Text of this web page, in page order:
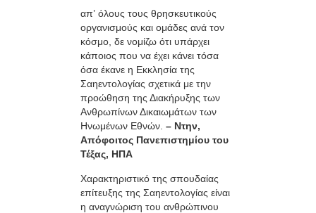
απ’ όλους τους θρησκευτικούς
οργανισμούς και ομάδες ανά τον
κόσμο, δε νομίζω ότι υπάρχει
κάποιος που να έχει κάνει τόσα
όσα έκανε η Εκκλησία της
Σαηεντολογίας σχετικά με την
προώθηση της Διακήρυξης των
Ανθρωπίνων Δικαιωμάτων των
Ηνωμένων Εθνών. – Ντην,
Απόφοιτος Πανεπιστημίου του
Τέξας, ΗΠΑ
Χαρακτηριστικό της σπουδαίας
επίτευξης της Σαηεντολογίας είναι
η αναγνώριση του ανθρώπινου